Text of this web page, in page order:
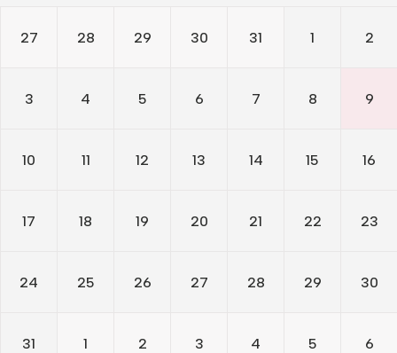
Klubai
Literatų klubas „Polėkis“
Bibliotekos 70-metis
27 28 29 30 31 1 2
3 4 5 6 7 8 9
10 11 12 13 14 15 16
17 18 19 20 21 22 23
24 25 26 27 28 29 30
31 1 2 3 4 5 6